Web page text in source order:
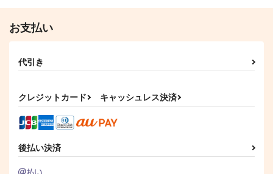
拝啓、本科。食事をし
よう
1,315円（税込）
山姥切国広×山姥切長義
サンプル
める
1,396円（税込）
山姥切国広×山姥切長義
ひとひらを閉じ込めて
787円
刀剣乱舞
サンプル サンプル サンプル
お支払い
代引き
クレジットカード キャッシュレス決済
後払い決済